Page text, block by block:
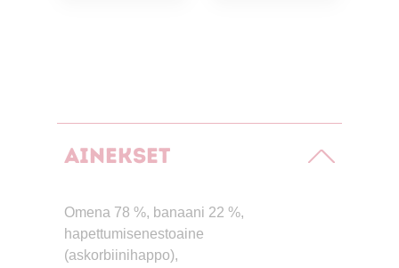
Ainekset
Omena 78 %, banaani 22 %,
hapettumisenestoaine
(askorbiinihappo),